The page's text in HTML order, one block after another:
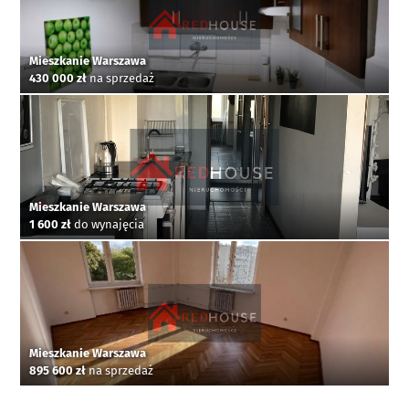
Mieszkanie Warszawa
430 000 złna sprzedaż
Mieszkanie Warszawa
1 600 zł do wynajęcia
Mieszkanie Warszawa
895 600 złna sprzedaż